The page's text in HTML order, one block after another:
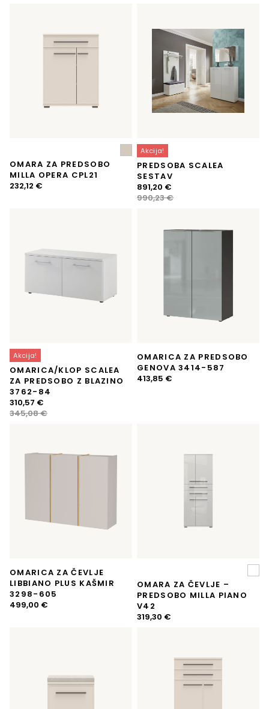
OMARA ZA PREDSOBO
MILLA OPERA CPL21
232,12 €
Akcija!
PREDSOBA SCALEA
SESTAV
990,23€
Izvirna
cena
990,23 €.
891,20 €
Trenutna
cena
Akcija!
OMARICA/KLOP SCALEA
ZA PREDSOBO Z BLAZINO
3762-84
345,08€
Izvirna
cena
310,57 €
Trenutna
cena
OMARICA ZA PREDSOBO
GENOVA 3414-587
413,85 €
OMARICA ZA ČEVLJE
LIBBIANO PLUS KAŠMIR
3298-605
499,00 €
OMARA ZA ČEVLJE –
PREDSOBO MILLA PIANO
V42
319,30 €